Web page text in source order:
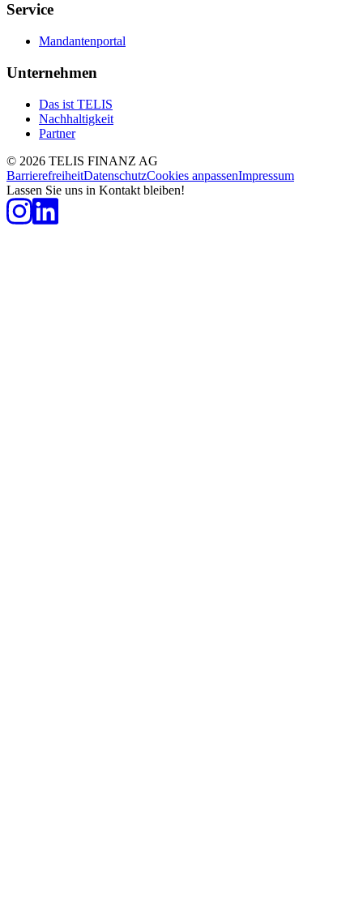
Service
Mandantenportal
Unternehmen
Das ist TELIS
Nachhaltigkeit
Partner
© 2026 TELIS FINANZ AG
BarrierefreiheitDatenschutzCookies anpassenImpressum
Lassen Sie uns in Kontakt bleiben!